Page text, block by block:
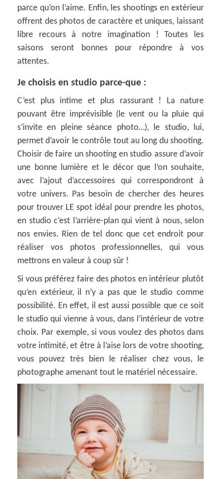
parce qu’on l’aime. Enfin, les shootings en extérieur
offrent des photos de caractère et uniques, laissant
libre recours à notre imagination ! Toutes les
saisons seront bonnes pour répondre à vos
attentes.
Je choisis en studio parce-que :
C’est plus intime et plus rassurant ! La nature
pouvant être imprévisible (le vent ou la pluie qui
s’invite en pleine séance photo…), le studio, lui,
permet d’avoir le contrôle tout au long du shooting.
Choisir de faire un shooting en studio assure d’avoir
une bonne lumière et le décor que l’on souhaite,
avec l’ajout d’accessoires qui correspondront à
votre univers. Pas besoin de chercher des heures
pour trouver LE spot idéal pour prendre les photos,
en studio c’est l’arrière-plan qui vient à nous, selon
nos envies. Rien de tel donc que cet endroit pour
réaliser vos photos professionnelles, qui vous
mettrons en valeur à coup sûr !
Si vous préférez faire des photos en intérieur plutôt
qu’en extérieur, il n’y a pas que le studio comme
possibilité. En effet, il est aussi possible que ce soit
le studio qui vienne à vous, dans l’intérieur de votre
choix. Par exemple, si vous voulez des photos dans
votre intimité, et être à l’aise lors de votre shooting,
vous pouvez très bien le réaliser chez vous, le
photographe amenant tout le matériel nécessaire.